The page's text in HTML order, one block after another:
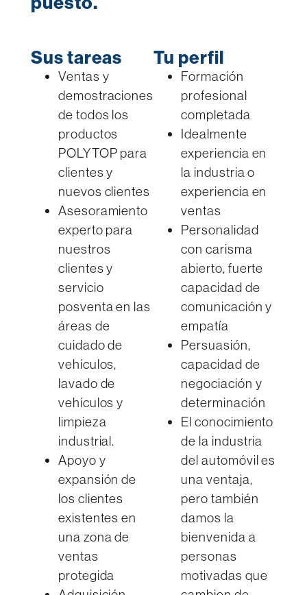
Sus tareas
Ventas y
demostraciones
de todos los
productos
POLYTOP para
clientes y
nuevos clientes
Asesoramiento
experto para
nuestros
clientes y
servicio
posventa en las
áreas de
cuidado de
vehículos,
lavado de
vehículos y
limpieza
industrial.
Apoyo y
expansión de
los clientes
existentes en
una zona de
ventas
protegida
Tu perfil
Formación
profesional
completada
Idealmente
experiencia en
la industria o
experiencia en
ventas
Personalidad
con carisma
abierto, fuerte
capacidad de
comunicación y
empatía
Persuasión,
capacidad de
negociación y
determinación
El conocimiento
de la industria
del automóvil es
una ventaja,
pero también
damos la
bienvenida a
personas
motivadas que